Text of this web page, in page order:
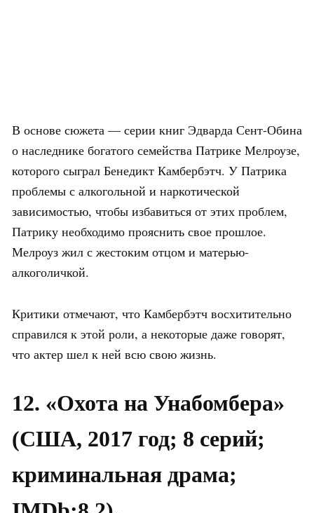
В основе сюжета — серии книг Эдварда Сент-Обина
о наследнике богатого семейства Патрике Мелроузе,
которого сыграл Бенедикт Камбербэтч. У Патрика
проблемы с алкогольной и наркотической
зависимостью, чтобы избавиться от этих проблем,
Патрику необходимо прояснить свое прошлое.
Мелроуз жил с жестоким отцом и матерью-
алкоголичкой.
Критики отмечают, что Камбербэтч восхитительно
справился к этой роли, а некоторые даже говорят,
что актер шел к ней всю свою жизнь.
12. «Охота на Унабомбера»
(США, 2017 год; 8 серий;
криминальная драма;